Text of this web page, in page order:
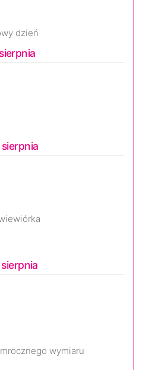
dzień
sierpnia
sierpnia
wymiaru